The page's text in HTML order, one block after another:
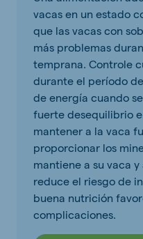
vacas en un estado
que las vacas con
más problemas
temprana. Controle
durante el período
de energía cuando
fuerte desequilibrio
mantener a la vaca
proporcionar los
mantiene a su vaca
reduce el riesgo de
buena nutrición
complicaciones.